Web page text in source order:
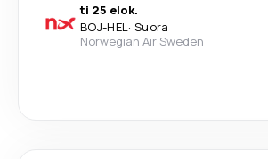
ti 25 elok.
BOJ-HEL· Suora
Norwegian Air Sweden